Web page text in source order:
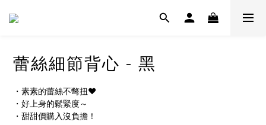
蕾絲細節背心 - 黑
・素素的蕾絲不彆扭❤️
・好上身的鬆緊度～
・甜甜價購入沒負擔！